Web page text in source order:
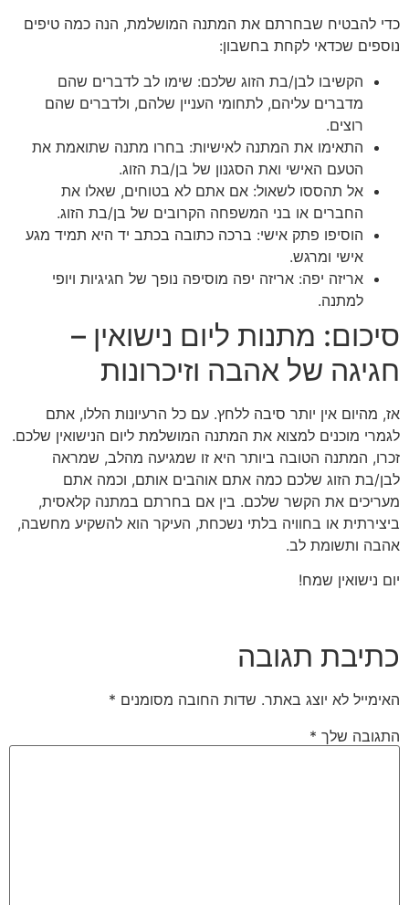
כדי להבטיח שבחרתם את המתנה המושלמת, הנה כמה טיפים
נוספים שכדאי לקחת בחשבון:
הקשיבו לבן/בת הזוג שלכם: שימו לב לדברים שהם
מדברים עליהם, לתחומי העניין שלהם, ולדברים שהם
רוצים.
התאימו את המתנה לאישיות: בחרו מתנה שתואמת את
הטעם האישי ואת הסגנון של בן/בת הזוג.
אל תהססו לשאול: אם אתם לא בטוחים, שאלו את
החברים או בני המשפחה הקרובים של בן/בת הזוג.
הוסיפו פתק אישי: ברכה כתובה בכתב יד היא תמיד מגע
אישי ומרגש.
אריזה יפה: אריזה יפה מוסיפה נופך של חגיגיות ויופי
למתנה.
סיכום: מתנות ליום נישואין –
חגיגה של אהבה וזיכרונות
אז, מהיום אין יותר סיבה ללחץ. עם כל הרעיונות הללו, אתם
לגמרי מוכנים למצוא את המתנה המושלמת ליום הנישואין שלכם.
זכרו, המתנה הטובה ביותר היא זו שמגיעה מהלב, שמראה
לבן/בת הזוג שלכם כמה אתם אוהבים אותם, וכמה אתם
מעריכים את הקשר שלכם. בין אם בחרתם במתנה קלאסית,
ביצירתית או בחוויה בלתי נשכחת, העיקר הוא להשקיע מחשבה,
אהבה ותשומת לב.
יום נישואין שמח!
כתיבת תגובה
האימייל לא יוצג באתר. שדות החובה מסומנים *
התגובה שלך *